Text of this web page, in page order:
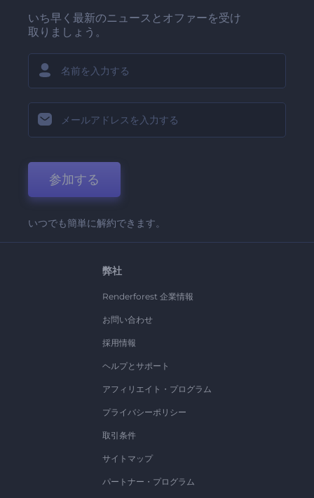
いち早く最新のニュースとオファーを受け
取りましょう。
参加する
いつでも簡単に解約できます。
弊社
Renderforest 企業情報
お問い合わせ
採用情報
ヘルプとサポート
アフィリエイト・プログラム
プライバシーポリシー
取引条件
サイトマップ
パートナー・プログラム